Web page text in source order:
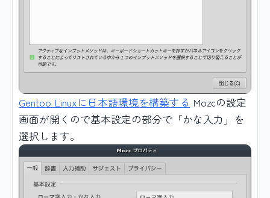
Gentoo Linuxに日本語環境を構築する Mozcの設定
画面が開くので基本設定の部分で「かな入力」を
選択します。